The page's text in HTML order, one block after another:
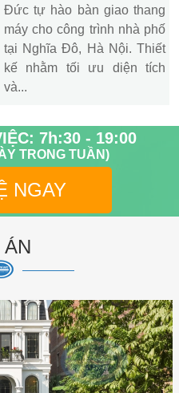
Đức tự hào bàn giao thang
máy cho công trình nhà phố
tại Nghĩa Đô, Hà Nội. Thiết
kế nhằm tối ưu diện tích
và...
7h:30 - 19:00
TRONG TUẦN)
NGAY